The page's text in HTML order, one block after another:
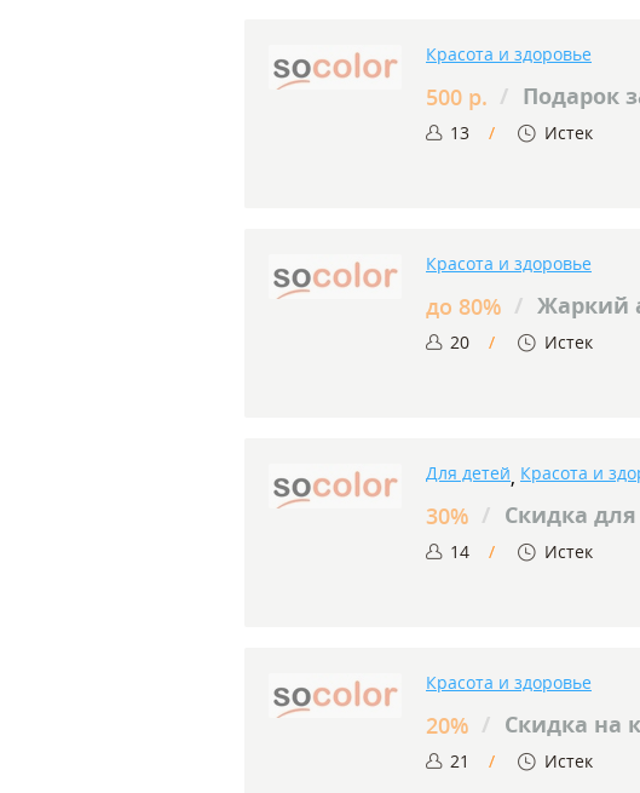
Красота и здоровье
500 р. / Подарок
13 Истек
Красота и здоровье
до 80% / Жаркий
20 Истек
Для детей, Красота и
30% / Скидка
14 Истек
Красота и здоровье
20% / Скидка на
21 Истек